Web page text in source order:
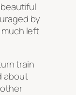
by
left
train
about